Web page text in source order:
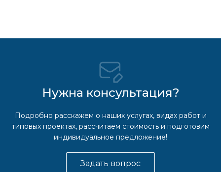
Нужна консультация?
Подробно расскажем о наших услугах, видах работ и
типовых проектах, рассчитаем стоимость и подготовим
индивидуальное предложение!
Задать вопрос